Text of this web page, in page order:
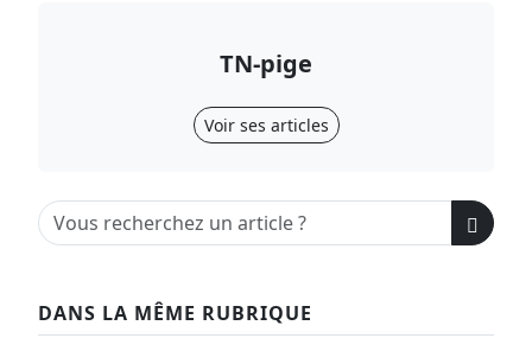
TN-pige
Voir ses articles
DANS LA MÊME RUBRIQUE